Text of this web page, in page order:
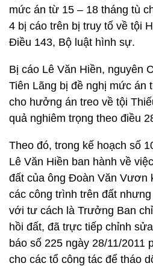
mức án từ 15 – 18 tháng tù
4 bị cáo trên bị truy tố về tội
Điều 143, Bộ luật hình sự.
Bị cáo Lê Văn Hiền, nguyên
Tiên Lãng bị đề nghị mức án
cho hưởng án treo về tội
quả nghiêm trọng theo điều
Theo đó, trong kế hoạch số
Lê Văn Hiền ban hành về
đất của ông Đoàn Văn Vươn
các công trình trên đất
với tư cách là Trưởng Ban
hồi đất, đã trực tiếp chỉnh
báo số 225 ngày 28/11/2011
cho các tổ công tác để tháo